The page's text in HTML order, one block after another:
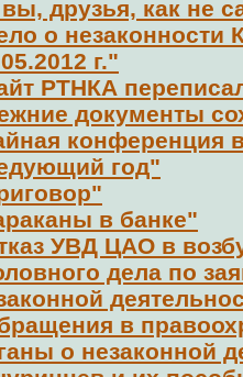
друзья, как не
о незаконности
г."
РТНКА
документы
конференция
год"
в банке"
УВД ЦАО в
дела по
в
о незаконной